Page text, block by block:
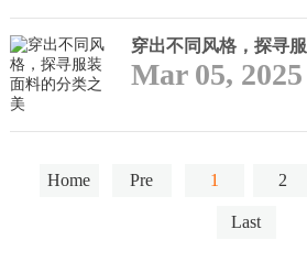
穿出不同风格，探寻
Mar 05, 2025
Home Pre 1 2
Last